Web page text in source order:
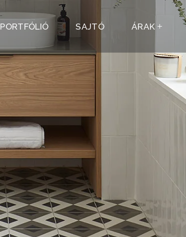
PORTFÓLIÓ SAJTÓ ÁRAK